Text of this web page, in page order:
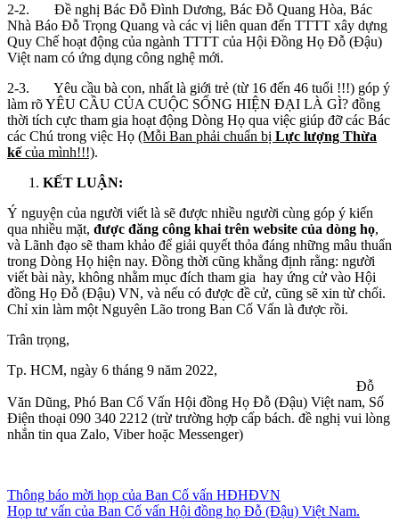
2-2. Đề nghị Bác Đỗ Đình Dương, Bác Đỗ Quang Hòa, Bác
Nhà Báo Đỗ Trọng Quang và các vị liên quan đến TTTT xây dựng
Quy Chế hoạt động của ngành TTTT của Hội Đồng Họ Đỗ (Đậu)
Việt nam có ứng dụng công nghệ mới.
2-3. Yêu cầu bà con, nhất là giới trẻ (từ 16 đến 46 tuổi !!!) góp ý
làm rõ YÊU CẦU CỦA CUỘC SỐNG HIỆN ĐẠI LÀ GÌ? đồng
thời tích cực tham gia hoạt động Dòng Họ qua việc giúp đỡ các Bác
các Chú trong việc Họ (Mỗi Ban phải chuẩn bị Lực lượng Thừa
kếcủa mình!!!).
KẾT LUẬN:
Ý nguyện của người viết là sẽ được nhiều người cùng góp ý kiến
qua nhiều mặt, được đăng công khai trên website của dòng họ,
và Lãnh đạo sẽ tham khảo để giải quyết thỏa đáng những mâu thuẩn
trong Dòng Họ hiện nay. Đồng thời cũng khẳng định rằng: người
viết bài này, không nhằm mục đích tham gia hay ứng cử vào Hội
đồng Họ Đỗ (Đậu) VN, và nếu có được đề cử, cũng sẽ xin từ chối.
Chỉ xin làm một Nguyên Lão trong Ban Cố Vấn là được rồi.
Trân trọng,
Tp. HCM, ngày 6 tháng 9 năm 2022,
Đỗ
Văn Dũng, Phó Ban Cố Vấn Hội đồng Họ Đỗ (Đậu) Việt nam, Số
Điện thoại 090 340 2212 (trừ trường hợp cấp bách. đề nghị vui lòng
nhắn tin qua Zalo, Viber hoặc Messenger)
Điều
Thông báo mời họp của Ban Cố vấn HĐHĐVN
Họp tư vấn của Ban Cố vấn Hội đồng họ Đỗ (Đậu) Việt Nam.